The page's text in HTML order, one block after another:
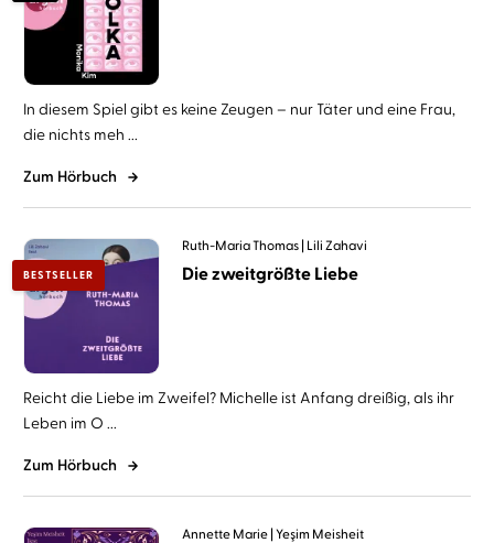
In diesem Spiel gibt es keine Zeugen – nur Täter und eine Frau,
die nichts meh ...
Zum Hörbuch
BESTSELLER
Ruth-Maria Thomas Lili Zahavi
Die zweitgrößte Liebe
Reicht die Liebe im Zweifel? Michelle ist Anfang dreißig, als ihr
Leben im O ...
Zum Hörbuch
Annette Marie Yeşim Meisheit